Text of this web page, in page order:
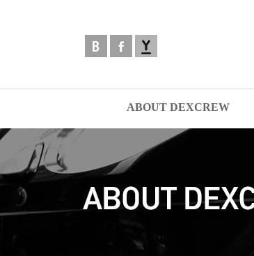
ABOUT DEXCREW